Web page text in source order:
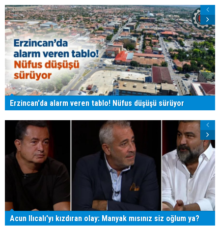
Erzincan'da alarm veren tablo! Nüfus düşüşü sürüyor
Acun Ilıcalı'yı kızdıran olay: Manyak mısınız siz oğlum ya?